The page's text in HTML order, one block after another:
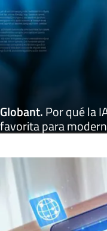
Globant.Por qué la
favorita para